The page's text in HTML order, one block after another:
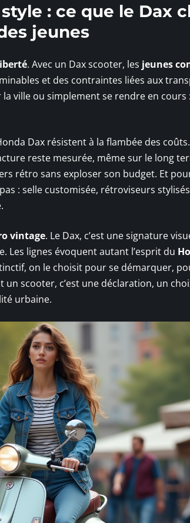
: ce que le Dax
jeunes
. Avec un Dax scooter, les jeunes
et des contraintes liées aux
ville ou simplement se rendre en
Dax résistent à la flambée des
reste mesurée, même sur le long
rétro sans exploser son budget. Et
: selle customisée, rétroviseurs
vintage. Le Dax, c’est une signature
Les lignes évoquent autant l’esprit du
on le choisit pour se démarquer,
un scooter, c’est une déclaration, un
urbaine.